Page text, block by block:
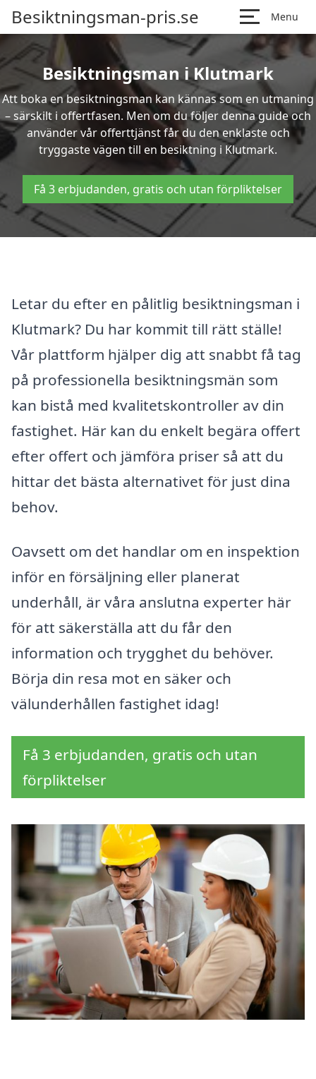
Besiktningsman-pris.se Menu
Besiktningsman i Klutmark
Att boka en besiktningsman kan kännas som en utmaning
– särskilt i offertfasen. Men om du följer denna guide och
använder vår offerttjänst får du den enklaste och
tryggaste vägen till en besiktning i Klutmark.
Få 3 erbjudanden, gratis och utan förpliktelser
Letar du efter en pålitlig besiktningsman i
Klutmark? Du har kommit till rätt ställe!
Vår plattform hjälper dig att snabbt få tag
på professionella besiktningsmän som
kan bistå med kvalitetskontroller av din
fastighet. Här kan du enkelt begära offert
efter offert och jämföra priser så att du
hittar det bästa alternativet för just dina
behov.
Oavsett om det handlar om en inspektion
inför en försäljning eller planerat
underhåll, är våra anslutna experter här
för att säkerställa att du får den
information och trygghet du behöver.
Börja din resa mot en säker och
välunderhållen fastighet idag!
Få 3 erbjudanden, gratis och utan
förpliktelser